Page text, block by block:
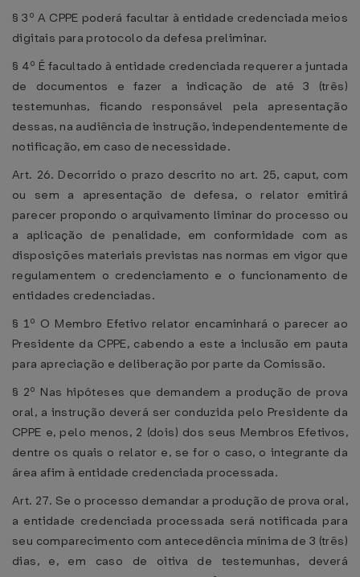
§ 3º A CPPE poderá facultar à entidade credenciada meios
digitais para protocolo da defesa preliminar.
§ 4º É facultado à entidade credenciada requerer a juntada
de documentos e fazer a indicação de até 3 (três)
testemunhas, ficando responsável pela apresentação
dessas, na audiência de instrução, independentemente de
notificação, em caso de necessidade.
Art. 26. Decorrido o prazo descrito no art. 25, caput, com
ou sem a apresentação de defesa, o relator emitirá
parecer propondo o arquivamento liminar do processo ou
a aplicação de penalidade, em conformidade com as
disposições materiais previstas nas normas em vigor que
regulamentem o credenciamento e o funcionamento de
entidades credenciadas.
§ 1º O Membro Efetivo relator encaminhará o parecer ao
Presidente da CPPE, cabendo a este a inclusão em pauta
para apreciação e deliberação por parte da Comissão.
§ 2º Nas hipóteses que demandem a produção de prova
oral, a instrução deverá ser conduzida pelo Presidente da
CPPE e, pelo menos, 2 (dois) dos seus Membros Efetivos,
dentre os quais o relator e, se for o caso, o integrante da
área afim à entidade credenciada processada.
Art. 27. Se o processo demandar a produção de prova oral,
a entidade credenciada processada será notificada para
seu comparecimento com antecedência mínima de 3 (três)
dias, e, em caso de oitiva de testemunhas, deverá